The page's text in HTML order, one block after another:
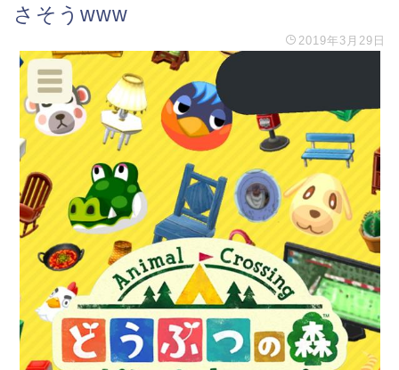
さそうwww
2019年3月29日